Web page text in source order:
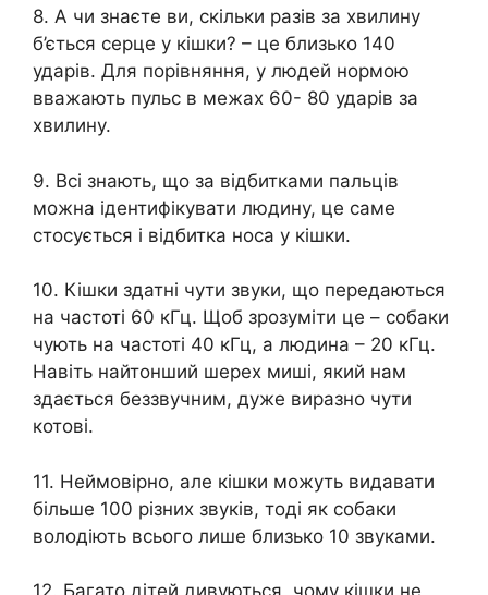
8. А чи знаєте ви, скільки разів за хвилину
б’ється серце у кішки? – це близько 140
ударів. Для порівняння, у людей нормою
вважають пульс в межах 60- 80 ударів за
хвилину.
9. Всі знають, що за відбитками пальців
можна ідентифікувати людину, це саме
стосується і відбитка носа у кішки.
10. Кішки здатні чути звуки, що передаються
на частоті 60 кГц. Щоб зрозуміти це – собаки
чують на частоті 40 кГц, а людина – 20 кГц.
Навіть найтонший шерех миші, який нам
здається беззвучним, дуже виразно чути
котові.
11. Неймовірно, але кішки можуть видавати
більше 100 різних звуків, тоді як собаки
володіють всього лише близько 10 звуками.